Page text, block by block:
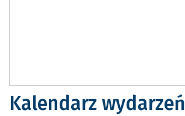
Kalendarz wydarzeń